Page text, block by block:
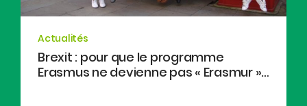
Actualités
Brexit : pour que le programme
Erasmus ne devienne pas « Erasmur »…